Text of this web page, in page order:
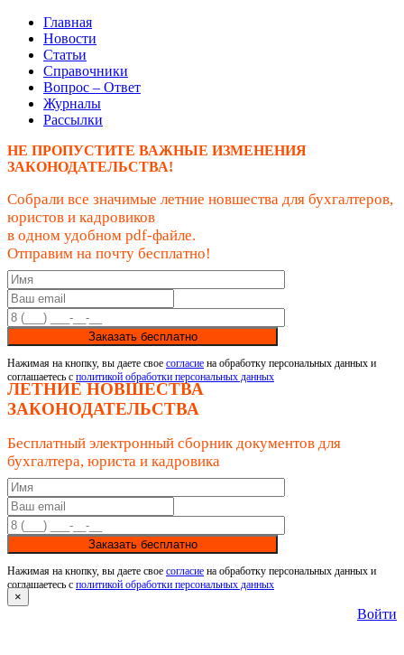
Главная
Новости
Статьи
Справочники
Вопрос – Ответ
Журналы
Рассылки
НЕ ПРОПУСТИТЕ ВАЖНЫЕ ИЗМЕНЕНИЯ
ЗАКОНОДАТЕЛЬСТВА!
Собрали все значимые летние новшества для бухгалтеров,
юристов и кадровиков
в одном удобном pdf-файле.
Отправим на почту бесплатно!
Заказать бесплатно
Нажимая на кнопку, вы даете свое согласие на обработку персональных данных и
соглашаетесь с политикой обработки персональных данных
ЛЕТНИЕ НОВШЕСТВА
ЗАКОНОДАТЕЛЬСТВА
Бесплатный электронный сборник документов для
бухгалтера, юриста и кадровика
Заказать бесплатно
Нажимая на кнопку, вы даете свое согласие на обработку персональных данных и
соглашаетесь с политикой обработки персональных данных
×
Войти